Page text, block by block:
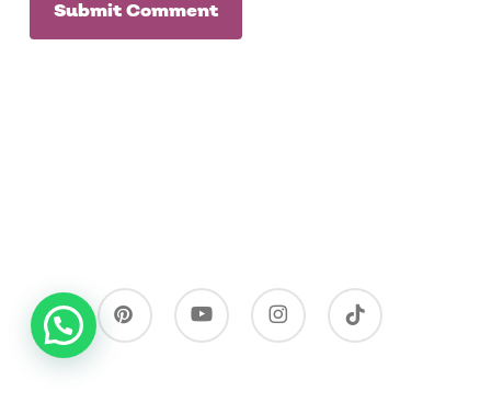
pinterest youtube instagram tiktok